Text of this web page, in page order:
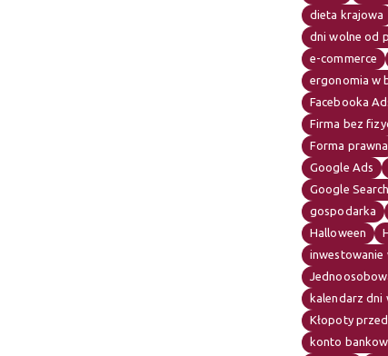
dieta krajowa
dni wolne od
e-commerce
ergonomia w
Facebooka
Firma bez
Forma prawna
Google Ads
Google
gospodarka
Halloween
inwestowanie
kalendarz dni
Kłopoty
konto